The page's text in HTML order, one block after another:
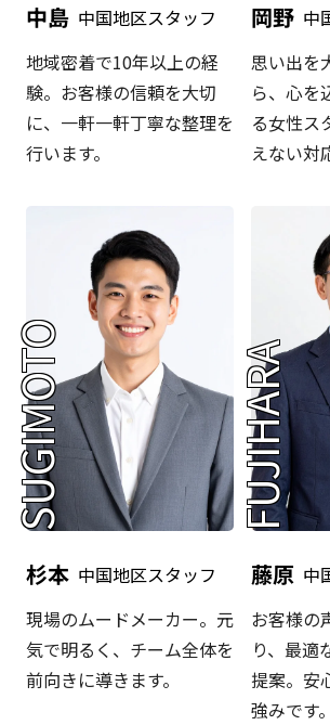
中島 中国地区スタッフ
地域密着で10年以上の経
験。お客様の信頼を大切
に、一軒一軒丁寧な整理を
行います。
岡野 中
思い出を
ら、心を
る女性ス
えない対
SUGIMOTO
杉本 中国地区スタッフ
現場のムードメーカー。元
気で明るく、チーム全体を
前向きに導きます。
FUJIHARA
藤原 中
お客様の
り、最適
提案。安
強みです。